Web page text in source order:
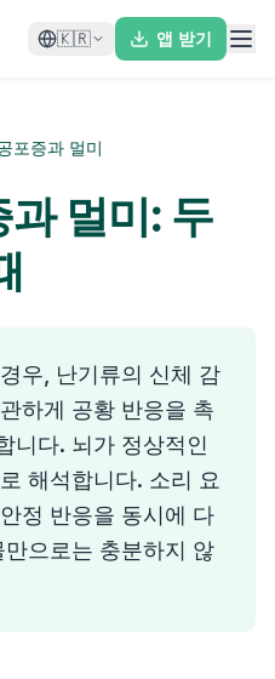
🇰🇷 앱 받기
포증과 멀미
멀미: 두
우, 난기류의 신체 감
하게 공황 반응을 촉
니다. 뇌가 정상적인
해석합니다. 소리 요
정 반응을 동시에 다
으로는 충분하지 않